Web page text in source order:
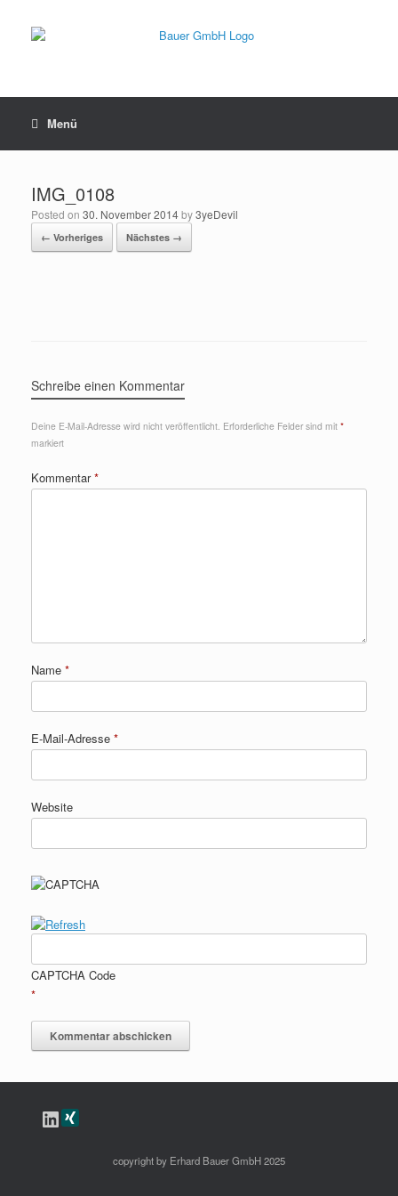
Menü
IMG_0108
Posted on 30. November 2014by3yeDevil
← Vorheriges Nächstes →
Schreibe einen Kommentar
Deine E-Mail-Adresse wird nicht veröffentlicht. Erforderliche Felder sind mit *
markiert
Kommentar*
Name *
E-Mail-Adresse *
Website
CAPTCHA Code
*
LinkedIn
copyright by Erhard Bauer GmbH 2025